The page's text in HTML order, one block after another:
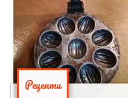
Рецепти